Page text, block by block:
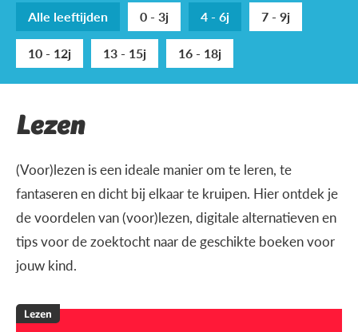
Alle leeftijden 0 - 3j 4 - 6j
7 - 9j
10 - 12j
13 - 15j 16 - 18j
Lezen
(Voor)lezen is een ideale manier om te leren, te
fantaseren en dicht bij elkaar te kruipen. Hier ontdek je
de voordelen van (voor)lezen, digitale alternatieven en
tips voor de zoektocht naar de geschikte boeken voor
jouw kind.
Lezen